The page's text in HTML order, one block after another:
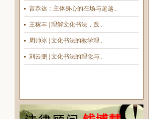
言恭达：主体身心的在场与超越...
王稼丰 | 理解文化书法，践...
周帅冰 | 文化书法的教学理...
刘云鹏 | 文化书法的理念与...